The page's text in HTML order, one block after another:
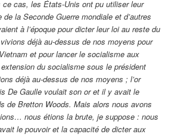
ce cas, les États-Unis ont pu utiliser leur
la Seconde Guerre mondiale et d’autres
à l’époque pour dicter leur loi au reste du
déjà au-dessus de nos moyens pour
et pour lancer le socialisme aux
du socialisme sous le président
déjà au-dessus de nos moyens ; l’or
De Gaulle voulait son or et il y avait le
de Bretton Woods. Mais alors nous avons
nous étions la brute, je suppose : nous
le pouvoir et la capacité de dicter aux